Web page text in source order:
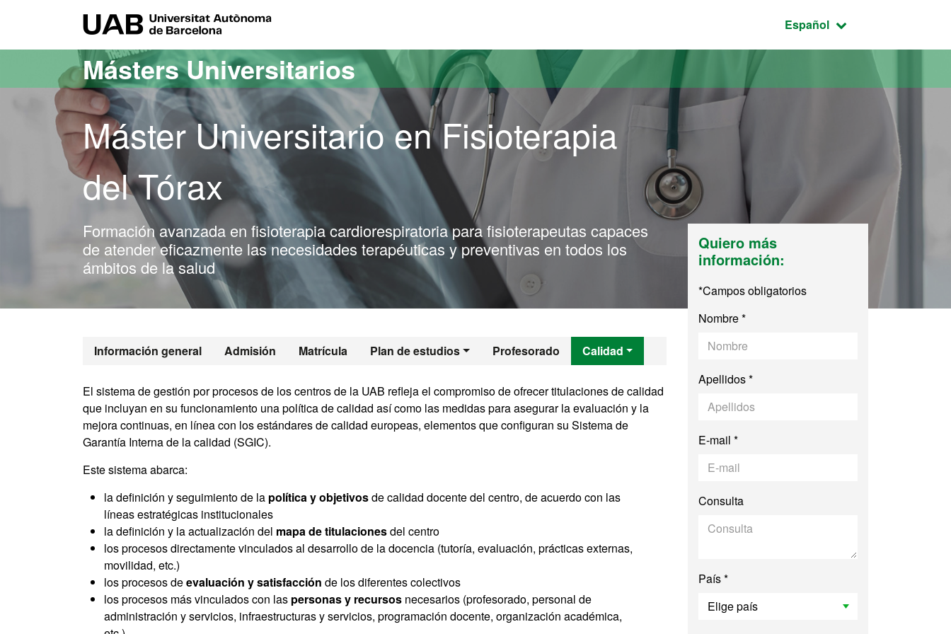
Idioma seleccionado:
Español
Másters Universitarios
Máster Universitario en Fisioterapia
del Tórax
Formación avanzada en fisioterapia cardiorespiratoria para fisioterapeutas capaces
de atender eficazmente las necesidades terapéuticas y preventivas en todos los
ámbitos de la salud
Información general Admisión Matrícula Plan de estudios Profesorado Calidad
Máster Oficial - Fisioterapia del Tórax
El sistema de gestión por procesos de los centros de la UAB refleja el compromiso de ofrecer titulaciones de calidad
que incluyan en su funcionamiento una política de calidad así como las medidas para asegurar la evaluación y la
mejora continuas, en línea con los estándares de calidad europeas, elementos que configuran su Sistema de
Garantía Interna de la calidad (SGIC).
Este sistema abarca:
la definición y seguimiento de la política y objetivosde calidad docente del centro, de acuerdo con las
líneas estratégicas institucionales
la definición y la actualización del mapa de titulacionesdel centro
los procesos directamente vinculados al desarrollo de la docencia (tutoría, evaluación, prácticas externas,
movilidad, etc.)
los procesos deevaluación y satisfacción de los diferentes colectivos
los procesos más vinculados con las personas y recursos necesarios (profesorado, personal de
administración y servicios, infraestructuras y servicios, programación docente, organización académica,
Quiero más
información:
*Campos obligatorios
Nombre *
Apellidos *
E-mail *
Consulta
País *